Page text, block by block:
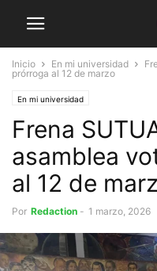
Inicio En mi universidad
prórroga al 12 de marzo
En mi universidad
Frena
asamblea
al 12 de
Por Redaction - 1 marzo, 2026